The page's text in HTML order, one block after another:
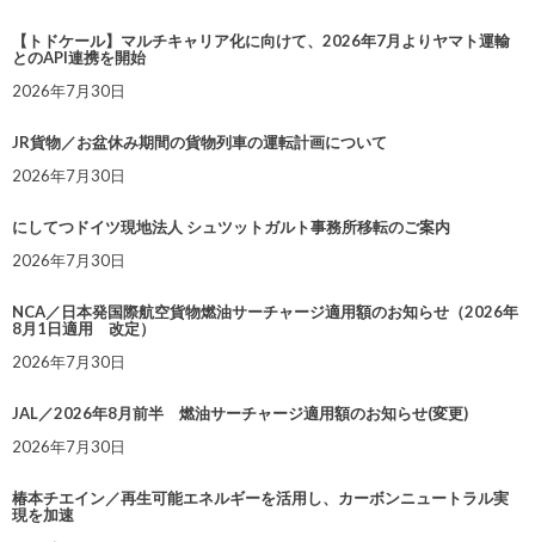
【トドケール】マルチキャリア化に向けて、2026年7月よりヤマト運輸
とのAPI連携を開始
2026年7月30日
JR貨物／お盆休み期間の貨物列車の運転計画について
2026年7月30日
にしてつドイツ現地法人 シュツットガルト事務所移転のご案内
2026年7月30日
NCA／日本発国際航空貨物燃油サーチャージ適用額のお知らせ（2026年
8月1日適用 改定）
2026年7月30日
JAL／2026年8月前半 燃油サーチャージ適用額のお知らせ(変更)
2026年7月30日
椿本チエイン／再生可能エネルギーを活用し、カーボンニュートラル実
現を加速